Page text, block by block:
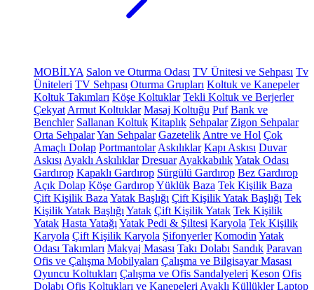
MOBİLYA Salon ve Oturma Odası TV Ünitesi ve Sehpası Tv
Üniteleri TV Sehpası Oturma Grupları Koltuk ve Kanepeler
Koltuk Takımları Köşe Koltuklar Tekli Koltuk ve Berjerler
Çekyat Armut Koltuklar Masaj Koltuğu Puf Bank ve
Benchler Sallanan Koltuk Kitaplık Sehpalar Zigon Sehpalar
Orta SehpalarYan Sehpalar Gazetelik Antre ve Hol Çok
Amaçlı Dolap Portmantolar Askılıklar Kapı Askısı Duvar
Askısı Ayaklı Askılıklar Dresuar AyakkabılıkYatak Odası
Gardırop Kapaklı Gardırop Sürgülü Gardırop Bez Gardırop
Açık Dolap Köşe GardıropYüklük Baza Tek Kişilik Baza
Çift Kişilik Baza Yatak Başlığı Çift Kişilik Yatak Başlığı Tek
Kişilik Yatak Başlığı Yatak Çift Kişilik Yatak Tek Kişilik
Yatak Hasta Yatağı Yatak Pedi & Şiltesi Karyola Tek Kişilik
Karyola Çift Kişilik Karyola Şifonyerler Komodin Yatak
Odası Takımları Makyaj Masası Takı Dolabı Sandık Paravan
Ofis ve Çalışma Mobilyaları Çalışma ve Bilgisayar Masası
Oyuncu Koltukları Çalışma ve Ofis Sandalyeleri Keson Ofis
Dolabı Ofis Koltukları ve Kanepeleri Ayaklı Küllükler Laptop